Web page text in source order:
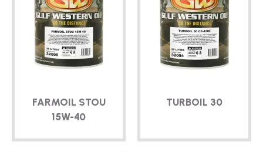
FARMOIL STOU
15W-40
TURBOIL 30